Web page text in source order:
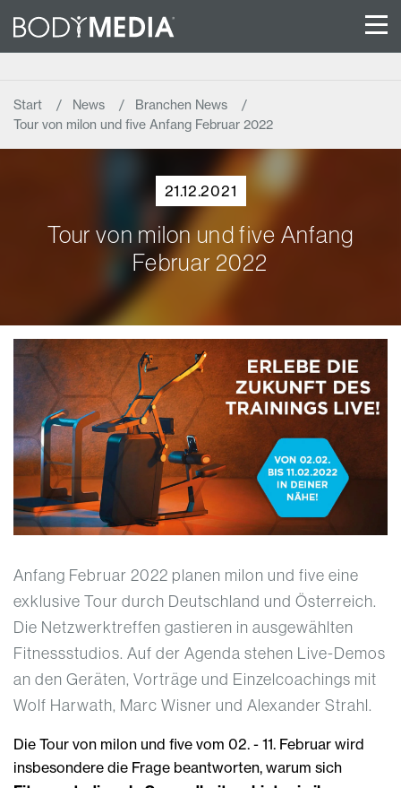
Start News
Branchen News
Tour von milon und five Anfang Februar 2022
21.12.2021
Tour von milon und five Anfang
Februar 2022
Anfang Februar 2022 planen milon und five eine
exklusive Tour durch Deutschland und Österreich.
Die Netzwerktreffen gastieren in ausgewählten
Fitnessstudios. Auf der Agenda stehen Live-Demos
an den Geräten, Vorträge und Einzelcoachings mit
Wolf Harwath, Marc Wisner und Alexander Strahl.
Die Tour von milon und five vom 02. - 11. Februar wird
insbesondere die Frage beantworten, warum sich